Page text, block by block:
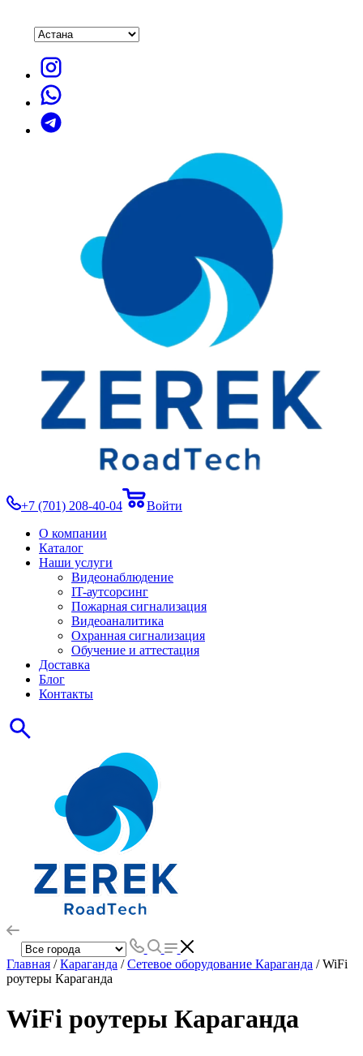
+7 (701) 208-40-04
Войти
О компании
Каталог
Наши услуги
Видеонаблюдение
IT-аутсорсинг
Пожарная сигнализация
Видеоаналитика
Охранная сигнализация
Обучение и аттестация
Доставка
Блог
Контакты
Главная /Караганда /Сетевое оборудование Караганда / WiFi
роутеры Караганда
WiFi роутеры Караганда